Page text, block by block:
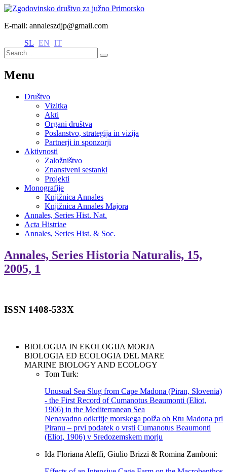
E-mail: annaleszdjp@gmail.com
SL EN IT
Menu
Društvo
Vizitka
Akti
Organi društva
Poslanstvo, strategija in vizija
Partnerji in sponzorji
Aktivnosti
Založništvo
Znanstveni sestanki
Projekti
Monografije
Knjižnica Annales
Knjižnica Annales Majora
Annales, Series Hist. Nat.
Acta Histriae
Annales, Series Hist. & Soc.
Annales, Series Historia Naturalis, 15,
2005, 1
ISSN 1408-533X
BIOLOGIJA IN EKOLOGIJA MORJA
BIOLOGIA ED ECOLOGIA DEL MARE
MARINE BIOLOGY AND ECOLOGY
Tom Turk:
Unusual Sea Slug from Cape Madona (Piran, Slovenia)
- the First Record of Cumanotus Beaumonti (Eliot,
1906) in the Mediterranean Sea
Nenavadno odkritje morskega polža ob Rtu Madona pri
Piranu – prvi podatek o vrsti Cumanotus Beaumonti
(Eliot, 1906) v Sredozemskem morju
Ida Floriana Aleffi, Giulio Brizzi & Romina Zamboni: